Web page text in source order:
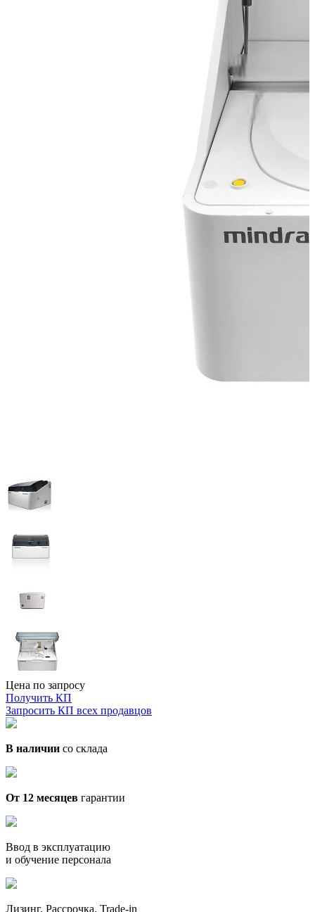
Цена по запросу
Получить КП
Запросить КП всех продавцов
В наличии со склада
От 12 месяцев гарантии
Ввод в эксплуатацию
и обучение персонала
Лизинг. Рассрочка. Trade-in